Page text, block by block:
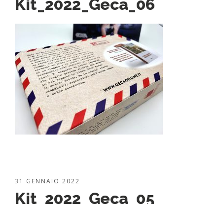
Kit_2022_Geca_06
31 GENNAIO 2022
Kit_2022_Geca_05